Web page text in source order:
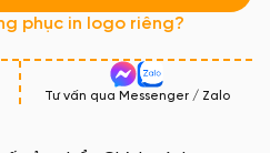
phục in logo riêng?
Tư vấn qua Messenger / Zalo